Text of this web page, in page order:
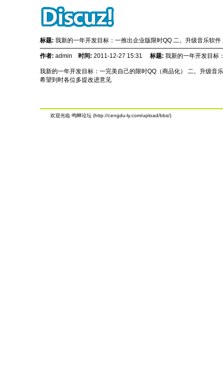
标题: 我新的一年开发目标：一推出企业版限时QQ 二。升级音乐软
作者: admin 时间: 2011-12-27 15:31 标题: 我新的一年开发目标
我新的一年开发目标：一完美自己的限时QQ（商品化） 二。升级音
希望到时各位多提改进意见
欢迎光临 鸣蝉论坛 (http://cengdu-ly.com/upload/bbs/)